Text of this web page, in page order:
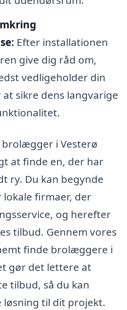
Efter installationen
give dig råd om,
vedligeholder din
sikre dens langvarige
i Vesterø
at finde en, der har
ry. Du kan begynde
firmaer, der
og herefter
tilbud. Gennem vores
finde brolæggere i
gør det lettere at
tilbud, så du kan
til dit projekt.